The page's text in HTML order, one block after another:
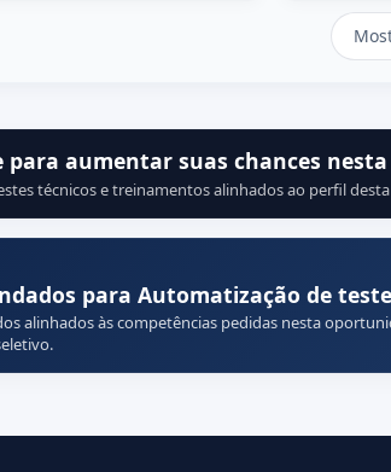
para aumentar suas chances
técnicos e treinamentos alinhados ao perfil
para Automatização de
alinhados às competências pedidas nesta